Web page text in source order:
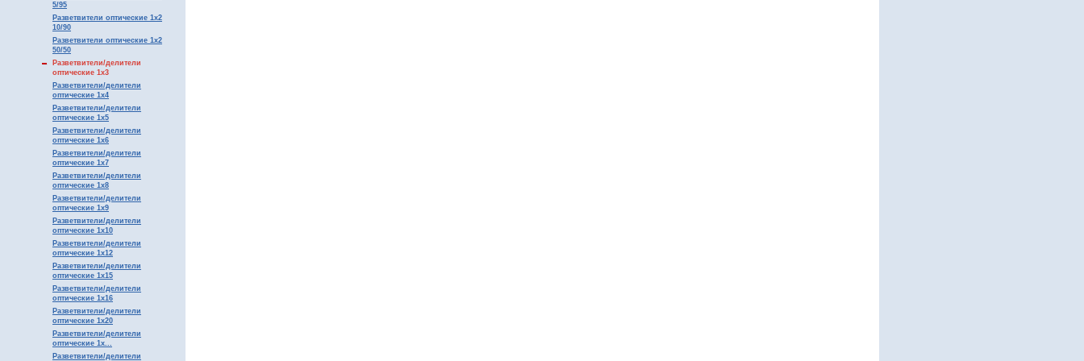
5/95
Разветвители оптические 1х2
10/90
Разветвители оптические 1х2
50/50
Разветвители/делители
оптические 1х3
Разветвители/делители
оптические 1х4
Разветвители/делители
оптические 1х5
Разветвители/делители
оптические 1х6
Разветвители/делители
оптические 1х7
Разветвители/делители
оптические 1х8
Разветвители/делители
оптические 1х9
Разветвители/делители
оптические 1x10
Разветвители/делители
оптические 1x12
Разветвители/делители
оптические 1x15
Разветвители/делители
оптические 1x16
Разветвители/делители
оптические 1x20
Разветвители/делители
оптические 1х...
Разветвители/делители